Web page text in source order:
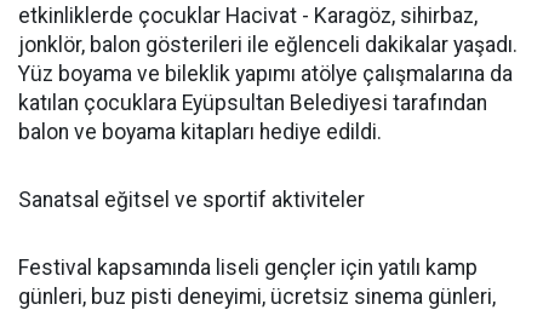
etkinliklerde çocuklar Hacivat - Karagöz, sihirbaz,
jonklör, balon gösterileri ile eğlenceli dakikalar yaşadı.
Yüz boyama ve bileklik yapımı atölye çalışmalarına da
katılan çocuklara Eyüpsultan Belediyesi tarafından
balon ve boyama kitapları hediye edildi.
Sanatsal eğitsel ve sportif aktiviteler
Festival kapsamında liseli gençler için yatılı kamp
günleri, buz pisti deneyimi, ücretsiz sinema günleri,